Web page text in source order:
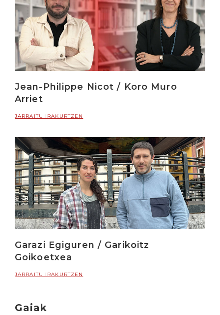
Jean-Philippe Nicot / Koro Muro
Arriet
JARRAITU IRAKURTZEN
Garazi Egiguren / Garikoitz
Goikoetxea
JARRAITU IRAKURTZEN
Gaiak